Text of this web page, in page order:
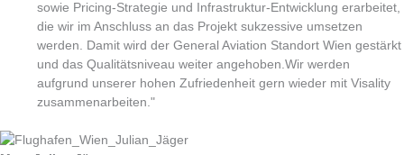
sowie Pricing-Strategie und Infrastruktur-Entwicklung erarbeitet,
die wir im Anschluss an das Projekt sukzessive umsetzen
werden. Damit wird der General Aviation Standort Wien gestärkt
und das Qualitätsniveau weiter angehoben.Wir werden
aufgrund unserer hohen Zufriedenheit gern wieder mit Visality
zusammenarbeiten."